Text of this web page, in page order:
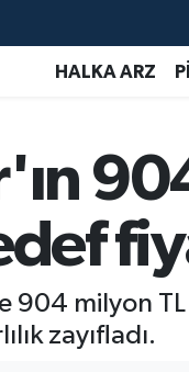
HALKA ARZ
milyon TL
zayıfladı.